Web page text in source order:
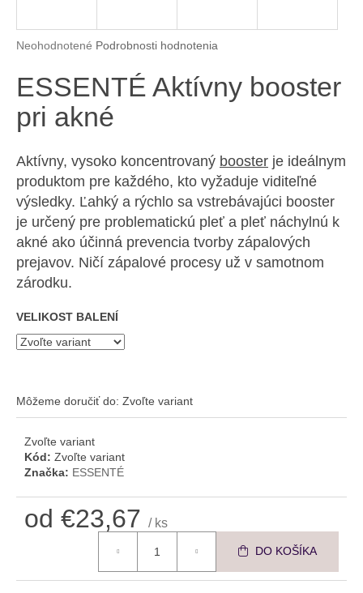
Priemerné hodnotenie produktu je 0,0 z 5 hviezdičiek.
Neohodnotené Podrobnosti hodnotenia
ESSENTÉ Aktívny booster
pri akné
Aktívny, vysoko koncentrovaný booster je ideálnym
produktom pre každého, kto vyžaduje viditeľné
výsledky. Ľahký a rýchlo sa vstrebávajúci booster
je určený pre problematickú pleť a pleť náchylnú k
akné ako účinná prevencia tvorby zápalových
prejavov. Ničí zápalové procesy už v samotnom
zárodku.
VELIKOST BALENÍ
Môžeme doručiť do: Zvoľte variant
Zvoľte variant
Kód: Zvoľte variant
Značka: ESSENTÉ
od €23,67 / ks
DO KOŠÍKA
j
ť
HĽADAŤ
O
d
o
r
ú
m
e
ESSENTÉ
UMÝVACIA
EMULZIA
AHA